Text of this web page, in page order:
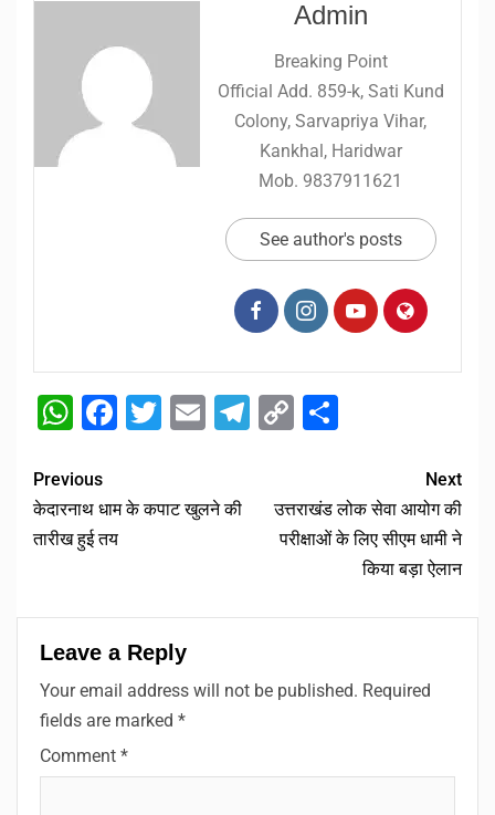
Admin
Breaking Point
Official Add. 859-k, Sati Kund
Colony, Sarvapriya Vihar,
Kankhal, Haridwar
Mob. 9837911621
See author's posts
WhatsApp
Facebook
Twitter
EmailTelegram
Copy
Previous
केदारनाथ धाम के कपाट खुलने की
तारीख हुई तय
Next
उत्तराखंड लोक सेवा आयोग की
परीक्षाओं के लिए सीएम धामी ने
किया बड़ा ऐलान
Leave a Reply
Your email address will not be published. Required
fields are marked *
Comment *